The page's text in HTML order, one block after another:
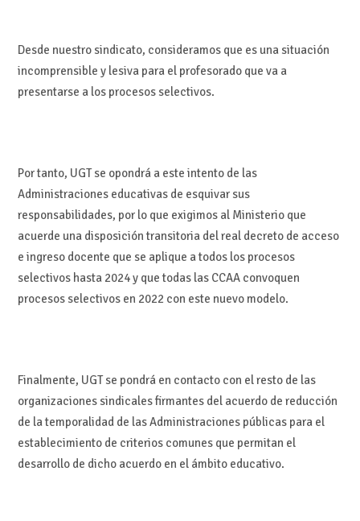
Desde nuestro sindicato, consideramos que es una situación
incomprensible y lesiva para el profesorado que va a
presentarse a los procesos selectivos.
Por tanto, UGT se opondrá a este intento de las
Administraciones educativas de esquivar sus
responsabilidades, por lo que exigimos al Ministerio que
acuerde una disposición transitoria del real decreto de acceso
e ingreso docente que se aplique a todos los procesos
selectivos hasta 2024 y que todas las CCAA convoquen
procesos selectivos en 2022 con este nuevo modelo.
Finalmente, UGT se pondrá en contacto con el resto de las
organizaciones sindicales firmantes del acuerdo de reducción
de la temporalidad de las Administraciones públicas para el
establecimiento de criterios comunes que permitan el
desarrollo de dicho acuerdo en el ámbito educativo.